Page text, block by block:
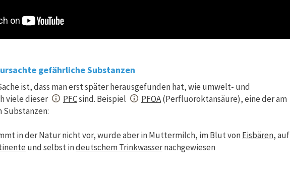
gefährliche Substanzen
ist, dass man erst später herausgefunden hat, wie umwelt- und
viele dieser
PFCsind. Beispiel PFOA(Perfluoroktansäure), eine der am
in der Natur nicht vor, wurde aber in Muttermilch, im Blut vonEisbären, auf
und selbst indeutschem Trinkwassernachgewiesen